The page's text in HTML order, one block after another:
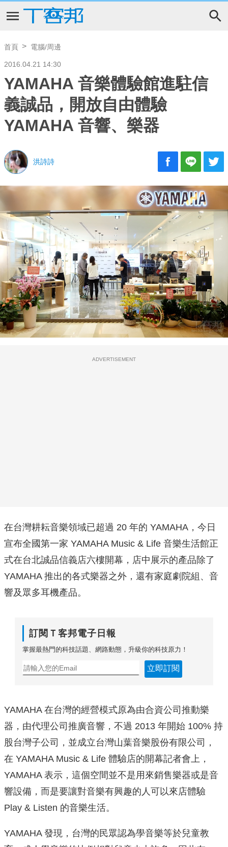
首頁 電腦/周邊
2016.04.21 14:30
YAMAHA 音樂體驗館進駐信
義誠品，開放自由體驗
YAMAHA 音響、樂器
洪詩詩
ADVERTISEMENT
在台灣耕耘音樂領域已超過 20 年的 YAMAHA，今日
宣布全國第一家 YAMAHA Music & Life 音樂生活館正
式在台北誠品信義店六樓開幕，店中展示的產品除了
YAMAHA 推出的各式樂器之外，還有家庭劇院組、音
響及眾多耳機產品。
訂閱Ｔ客邦電子日報
掌握最熱門的科技話題、網路動態，升級你的科技原力！
立即訂閱
YAMAHA 在台灣的經營模式原為由合資公司推動樂
器，由代理公司推廣音響，不過 2013 年開始 100% 持
股台灣子公司，並成立台灣山葉音樂股份有限公司，
在 YAMAHA Music & Life 體驗店的開幕記者會上，
YAMAHA 表示，這個空間並不是用來銷售樂器或是音
響設備，而是要讓對音樂有興趣的人可以來店體驗
Play & Listen 的音樂生活。
YAMAHA 發現，台灣的民眾認為學音樂等於兒童教